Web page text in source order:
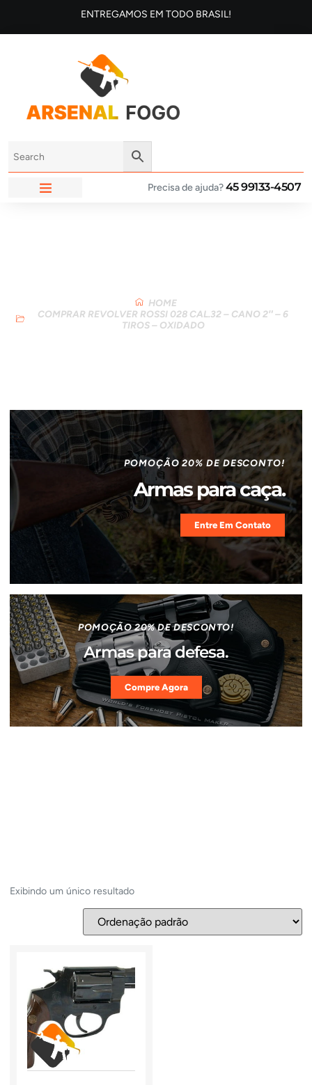
ENTREGAMOS EM TODO BRASIL!
Precisa de ajuda?45 99133-4507
HOME
COMPRAR REVOLVER ROSSI 028 CAL.32 – CANO 2″ – 6
TIROS – OXIDADO
POMOÇÃO 20% DE DESCONTO!
Armas para caça.
Entre Em Contato
POMOÇÃO 20% DE DESCONTO!
Armas para defesa.
Compre Agora
Exibindo um único resultado